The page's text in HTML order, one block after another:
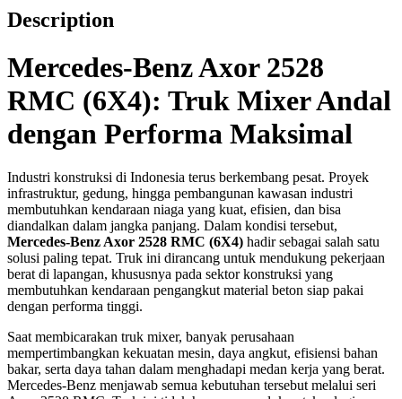
Description
Mercedes-Benz Axor 2528
RMC (6X4): Truk Mixer Andal
dengan Performa Maksimal
Industri konstruksi di Indonesia terus berkembang pesat. Proyek
infrastruktur, gedung, hingga pembangunan kawasan industri
membutuhkan kendaraan niaga yang kuat, efisien, dan bisa
diandalkan dalam jangka panjang. Dalam kondisi tersebut,
Mercedes-Benz Axor 2528 RMC (6X4) hadir sebagai salah satu
solusi paling tepat. Truk ini dirancang untuk mendukung pekerjaan
berat di lapangan, khususnya pada sektor konstruksi yang
membutuhkan kendaraan pengangkut material beton siap pakai
dengan performa tinggi.
Saat membicarakan truk mixer, banyak perusahaan
mempertimbangkan kekuatan mesin, daya angkut, efisiensi bahan
bakar, serta daya tahan dalam menghadapi medan kerja yang berat.
Mercedes-Benz menjawab semua kebutuhan tersebut melalui seri